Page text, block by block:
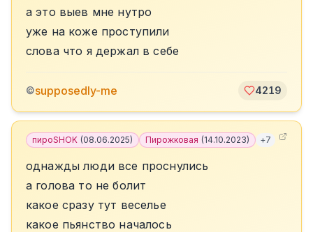
а это выев мне нутро
уже на коже проступили
слова что я держал в себе
©supposedly-me 4219
пироSHOK (08.06.2025) Пирожковая (14.10.2023) +7
однажды люди все проснулись
а голова то не болит
какое сразу тут веселье
какое пьянство началось